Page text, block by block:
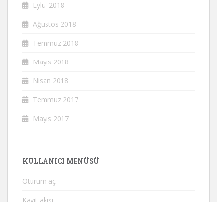
Eylül 2018
Ağustos 2018
Temmuz 2018
Mayıs 2018
Nisan 2018
Temmuz 2017
Mayıs 2017
KULLANICI MENÜSÜ
Oturum aç
Kayıt akışı